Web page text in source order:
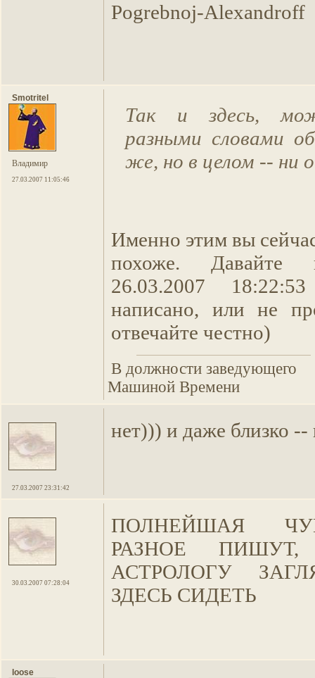
Pogrebnoj-Alexandroff
Smotritel
Владимир
27.03.2007 11:05:46
Так и здесь,
разными словами
же, но в целом -- ни
Именно этим вы
похоже. Давайте
26.03.2007
написано, или не
отвечайте честно)
В должности заведующего
Машиной Времени
27.03.2007 23:31:42
нет))) и даже близко --
30.03.2007 07:28:04
ПОЛНЕЙШАЯ
РАЗНОЕ
АСТРОЛОГУ
ЗДЕСЬ СИДЕТЬ
loose